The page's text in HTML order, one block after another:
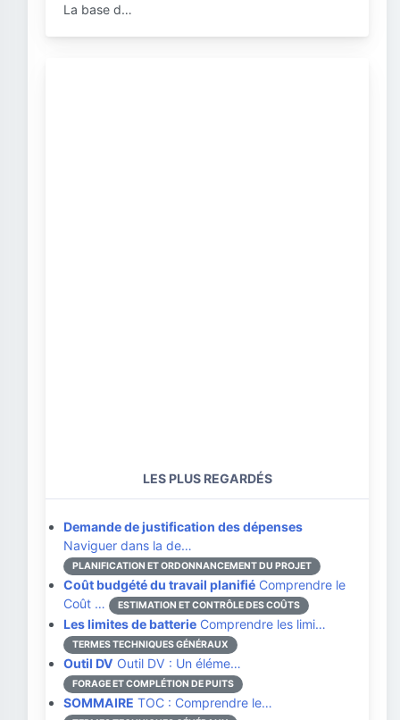
La base d…
LES PLUS REGARDÉS
Demande de justification des dépenses
Naviguer dans la de…
PLANIFICATION ET ORDONNANCEMENT DU PROJET
Coût budgété du travail planifié Comprendre le
Coût …
ESTIMATION ET CONTRÔLE DES COÛTS
Les limites de batterie Comprendre les limi…
TERMES TECHNIQUES GÉNÉRAUX
Outil DV Outil DV : Un éléme…
FORAGE ET COMPLÉTION DE PUITS
SOMMAIRE TOC : Comprendre le…